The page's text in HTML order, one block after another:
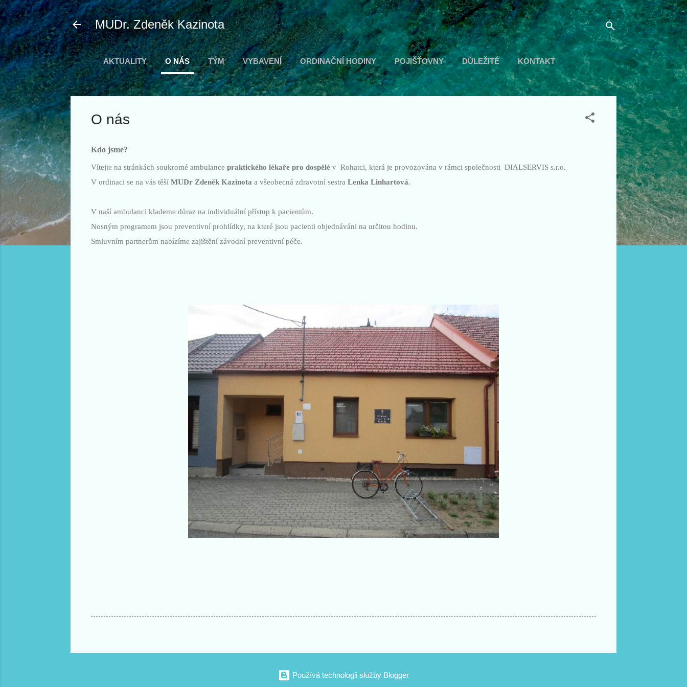
Přeskočit na hlavní obsah
MUDr. Zdeněk Kazinota
AKTUALITY O NÁS TÝM VYBAVENÍ ORDINAČNÍ HODINY POJIŠŤOVNY DŮLEŽITÉ KONTAKT
O nás
Kdo jsme?
Vítejte na stránkách soukromé ambulance praktického lékaře pro dospělé v Rohatci, která je provozována v rámci společnosti DIALSERVIS s.r.o.
V ordinaci se na vás těší MUDr Zdeněk Kazinota a všeobecná zdravotní sestra Lenka Linhartová.
V naší ambulanci klademe důraz na individuální přístup k pacientům.
Nosným programem jsou preventivní prohlídky, na které jsou pacienti objednáváni na určitou hodinu.
Smluvním partnerům nabízíme zajištění závodní preventivní péče.
Používá technologii služby Blogger